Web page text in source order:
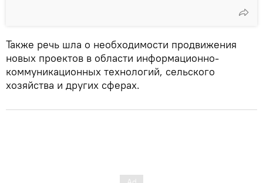
Также речь шла о необходимости продвижения
новых проектов в области информационно-
коммуникационных технологий, сельского
хозяйства и других сферах.